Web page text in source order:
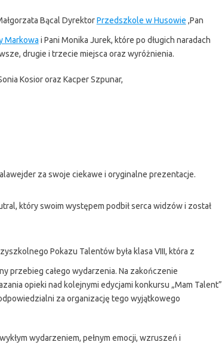
Bącal DyrektorPrzedszkole w Husowie ,Pan
Markowa i Pani Monika Jurek, które po długich naradach
drugie i trzecie miejsca oraz wyróżnienia.
Kosior oraz Kacper Szpunar,
za swoje ciekawe i oryginalne prezentacje.
który swoim występem podbił serca widzów i został
Pokazu Talentów była klasa VIII, która z
przebieg całego wydarzenia. Na zakończenie
opieki nad kolejnymi edycjami konkursu „Mam Talent”
za organizację tego wyjątkowego
wydarzeniem, pełnym emocji, wzruszeń i